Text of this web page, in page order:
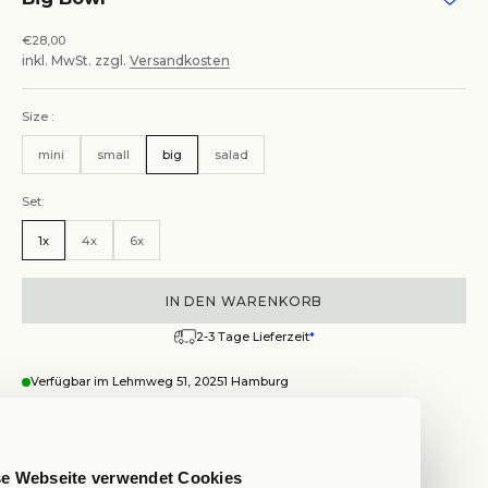
Webseite verwendet Cookies
Angebot
€28,00
inkl. MwSt. zzgl. Versandkosten
Size :
mini small big salad
Set:
1x 4x 6x
IN DEN WARENKORB
2-3 Tage Lieferzeit*
Verfügbar im Lehmweg 51, 20251 Hamburg